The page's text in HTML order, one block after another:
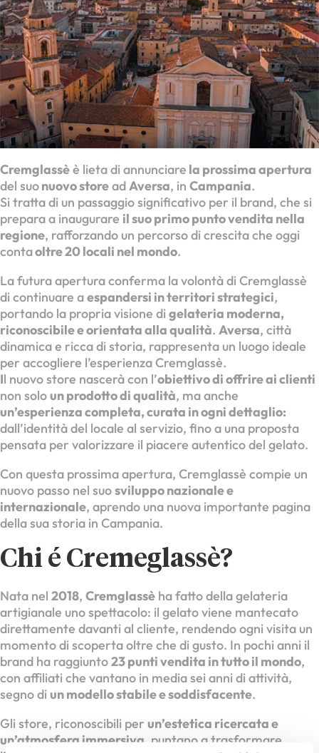
Cremglassèè lieta di annunciare la prossima apertura
del suonuovo storeadAversa, in Campania.
Si tratta di un passaggio significativo per il brand, che si
prepara a inaugurare il suo primo punto vendita nella
regione, rafforzando un percorso di crescita che oggi
contaoltre 20 locali nel mondo.
La futura apertura conferma la volontà di Cremglassè
di continuare aespandersi in territori strategici,
portando la propria visione digelateria moderna,
riconoscibile e orientata alla qualità. Aversa, città
dinamica e ricca di storia, rappresenta un luogo ideale
per accogliere l’esperienza Cremglassè.
Il nuovo store nascerà con l’obiettivo di offrire ai clienti
non soloun prodotto di qualità, ma anche
un’esperienza completa, curata in ogni dettaglio:
dall’identità del locale al servizio, fino a una proposta
pensata per valorizzare il piacere autentico del gelato.
Con questa prossima apertura, Cremglassè compie un
nuovo passo nel suosviluppo nazionale e
internazionale, aprendo una nuova importante pagina
della sua storia in Campania.
Chi é Cremeglassè?
Nata nel 2018, Cremglassè ha fatto della gelateria
artigianale uno spettacolo: il gelato viene mantecato
direttamente davanti al cliente, rendendo ogni visita un
momento di scoperta oltre che di gusto. In pochi anni il
brand ha raggiunto23 punti vendita in tutto il mondo,
con affiliati che vantano in media sei anni di attività,
segno diun modello stabile e soddisfacente.
Gli store, riconoscibili per un’estetica ricercata e
un’atmosfera immersiva , puntano a trasformare